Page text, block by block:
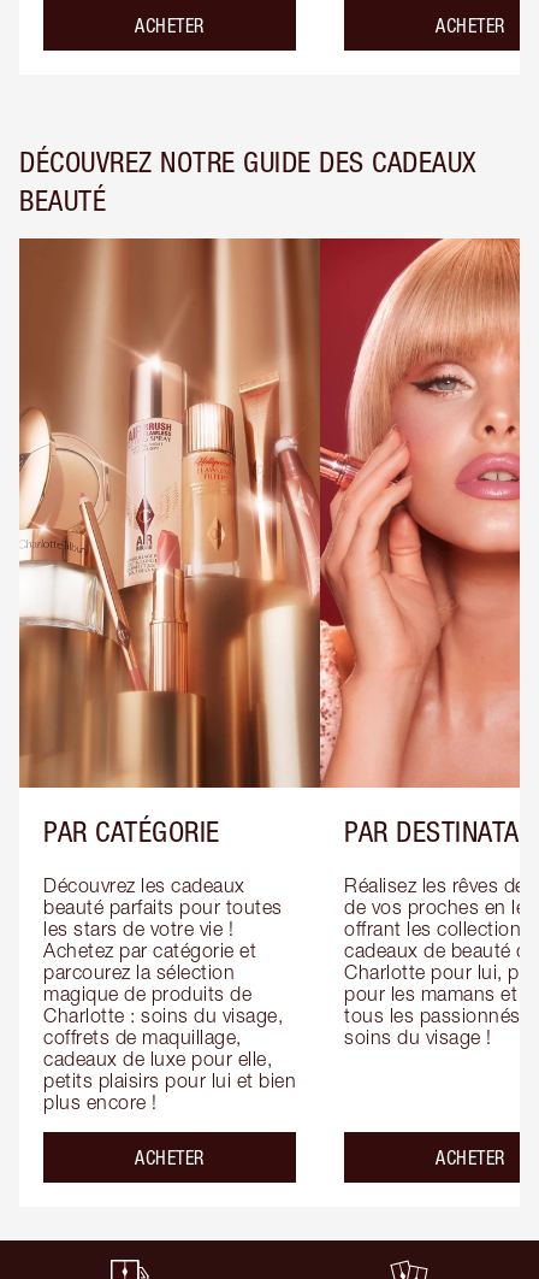
ACHETER ACHETER
DÉCOUVREZ NOTRE GUIDE DES CADEAUX
BEAUTÉ
PAR CATÉGORIE
Découvrez les cadeaux
beauté parfaits pour toutes
les stars de votre vie !
Achetez par catégorie et
parcourez la sélection
magique de produits de
Charlotte : soins du visage,
coffrets de maquillage,
cadeaux de luxe pour elle,
petits plaisirs pour lui et bien
plus encore !
ACHETER
PAR
Réalisez les rêves de
de vos proches en
offrant les collections
cadeaux de beauté de
Charlotte pour lui,
pour les mamans et
tous les passionnés
soins du visage !
ACHETER